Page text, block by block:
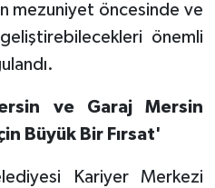
mezuniyet öncesinde ve
önemli
ve Garaj Mersin
Büyük Bir Fırsat'
Kariyer Merkezi